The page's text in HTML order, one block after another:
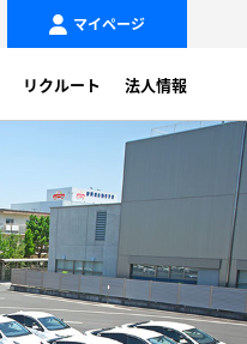
マイページ
リクルート 法人情報